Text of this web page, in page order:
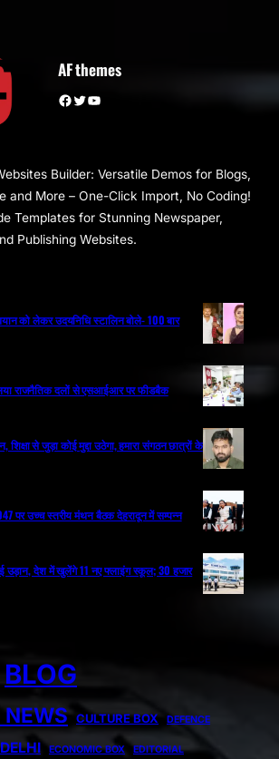
AF themes
Facebook Twitter YouTube
Builder: Versatile Demos for Blogs,
and More – One-Click Import, No Coding!
Templates for Stunning Newspaper,
Publishing Websites.
को लेकर उदयनिधि स्टालिन बोले- 100 बार
राजनैतिक दलों से एसआईआर पर फीडबैक
से जुड़ा कोई मुद्दा उठेगा, हमारा संगठन छात्रों के
पर उच्च स्तरीय मंथन बैठक देहरादून में सम्पन्न
उड़ान, देश में खुलेंगे 11 नए फ्लाइंग स्कूल; 30 हजार
BLOG
NEWS CULTURE BOX DEFENCE
DELHI ECONOMIC BOX EDITORIAL